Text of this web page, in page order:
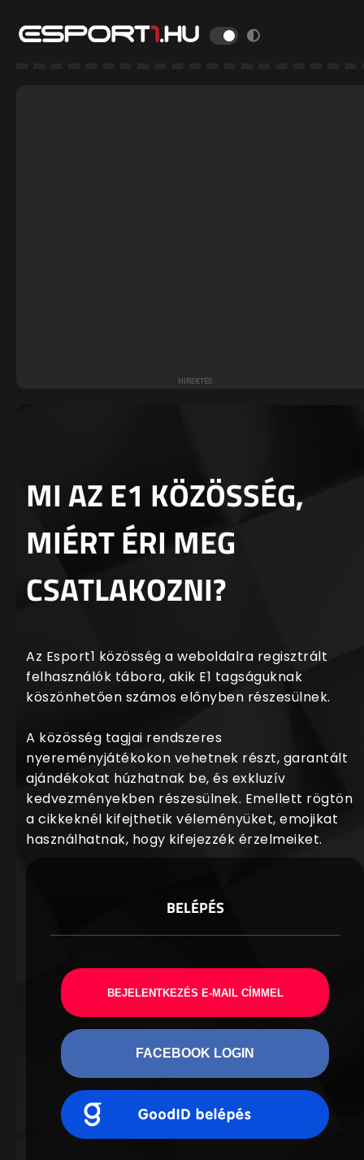
MI AZ E1 KÖZÖSSÉG,
MIÉRT ÉRI MEG
CSATLAKOZNI?
Az Esport1 közösség a weboldalra regisztrált
felhasználók tábora, akik E1 tagságuknak
köszönhetően számos előnyben részesülnek.
A közösség tagjai rendszeres
nyereményjátékokon vehetnek részt, garantált
ajándékokat húzhatnak be, és exkluzív
kedvezményekben részesülnek. Emellett rögtön
a cikkeknél kifejthetik véleményüket, emojikat
használhatnak, hogy kifejezzék érzelmeiket.
BELÉPÉS
BEJELENTKEZÉS E-MAIL CÍMMEL
FACEBOOK LOGIN